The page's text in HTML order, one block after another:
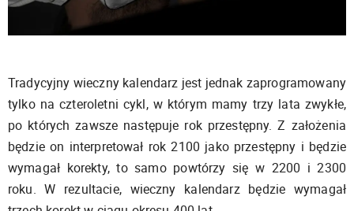
Tradycyjny wieczny kalendarz jest jednak zaprogramowany
tylko na czteroletni cykl, w którym mamy trzy lata zwykłe,
po których zawsze następuje rok przestępny. Z założenia
będzie on interpretował rok 2100 jako przestępny i będzie
wymagał korekty, to samo powtórzy się w 2200 i 2300
roku. W rezultacie, wieczny kalendarz będzie wymagał